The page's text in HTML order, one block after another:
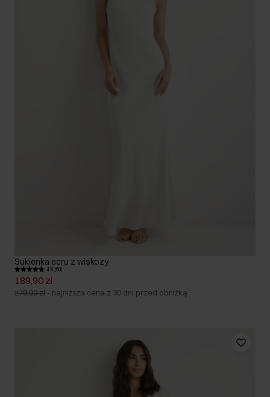
Sukienka ecru z wiskozy
4.8 (60)
189,90 zł
279,90 zł - najniższa cena z 30 dni przed obniżką